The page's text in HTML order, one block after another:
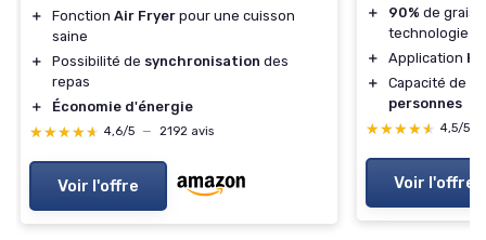
＋
Fonction Air Fryer pour une cuisson
saine
＋
Possibilité de synchronisation des
repas
＋
Économie d'énergie
★★★★★
★★★★★ 4,6/5 — 2192 avis
Voir l'offre
＋
90% de
technologie
＋
Application
＋
Capacité de
personnes
★★★★★
★★★★★ 4,5/5
Voir l'offre